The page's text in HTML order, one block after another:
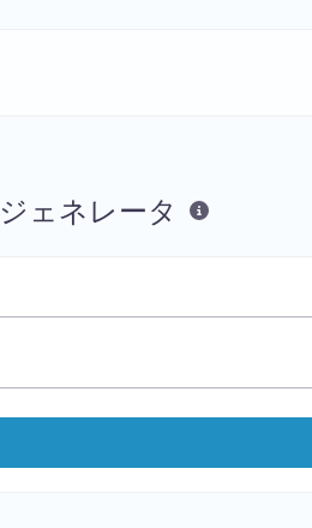
ェネレータ